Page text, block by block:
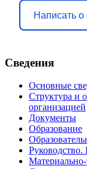
Написать
Сведения
Основные
Структура и
организацией
Документы
Образование
Руководство.
Материально-